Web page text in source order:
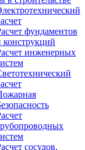
фундаментов
конструкций
инженерных
сосудов,